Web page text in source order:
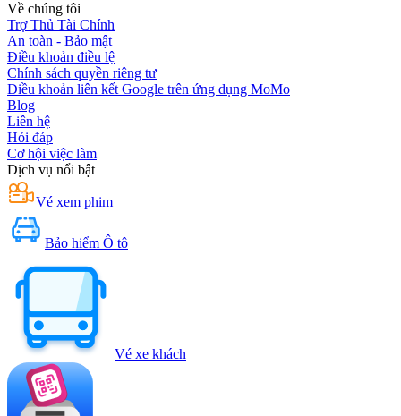
Về chúng tôi
Trợ Thủ Tài Chính
An toàn - Bảo mật
Điều khoản điều lệ
Chính sách quyền riêng tư
Điều khoản liên kết Google trên ứng dụng MoMo
Blog
Liên hệ
Hỏi đáp
Cơ hội việc làm
Dịch vụ nổi bật
Vé xem phim
Bảo hiểm Ô tô
Vé xe khách